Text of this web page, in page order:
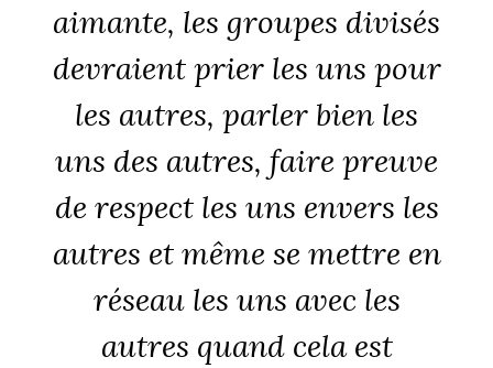
aimante, les groupes divisés
devraient prier les uns pour
les autres, parler bien les
uns des autres, faire preuve
de respect les uns envers les
autres et même se mettre en
réseau les uns avec les
autres quand cela est